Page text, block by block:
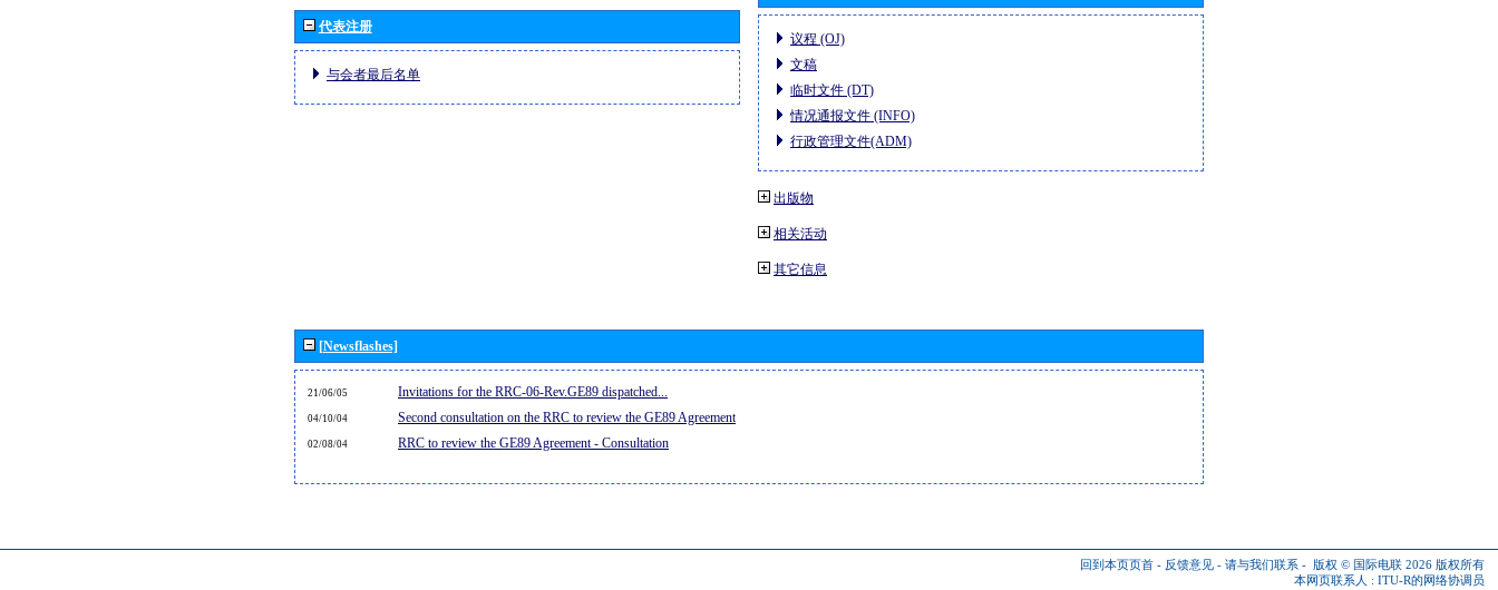
代表注册
与会者最后名单
议程 (OJ)
文稿
临时文件 (DT)
情况通报文件 (INFO)
行政管理文件(ADM)
出版物
相关活动
其它信息
[Newsflashes]
21/06/05 Invitations for the RRC-06-Rev.GE89 dispatched...
04/10/04 Second consultation on the RRC to review the GE89 Agreement
02/08/04 RRC to review the GE89 Agreement - Consultation
回到本页页首 - 反馈意见 - 请与我们联系 - 版权 © 国际电联 2026 版权所有
本网页联系人 : ITU-R的网络协调员